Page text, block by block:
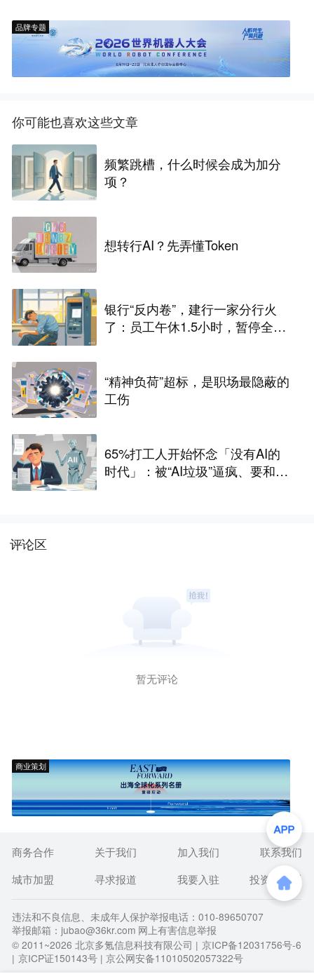
品牌专题
你可能也喜欢这些文章
频繁跳槽，什么时候会成为加分
项？
想转行AI？先弄懂Token
银行“反内卷”，建行一家分行火
了：员工午休1.5小时，暂停全部
不敢第一个休
“精神负荷”超标，是职场最隐蔽的
工伤
65%打工人开始怀念「没有AI的
时代」：被“AI垃圾”逼疯、要和AI
评论区
暂无评论
商业策划
商务合作 关于我们 加入我们
联系我们
城市加盟
寻求报道 我要入驻 投资者关系
违法和不良信息、未成年人保护举报电话：010-89650707
举报邮箱：jubao@36kr.com 网上有害信息举报
© 2011~2026 北京多氪信息科技有限公司 | 京ICP备12031756号-6
| 京ICP证150143号 | 京公网安备11010502057322号